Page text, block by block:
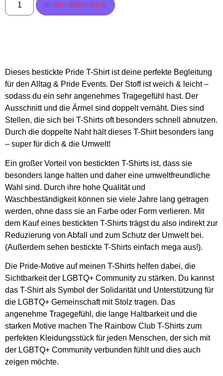
In den Warenkorb
Dieses bestickte Pride T-Shirt ist deine perfekte Begleitung
für den Alltag & Pride Events. Der Stoff ist weich & leicht –
sodass du ein sehr angenehmes Tragegefühl hast. Der
Ausschnitt und die Ärmel sind doppelt vernäht. Dies sind
Stellen, die sich bei T-Shirts oft besonders schnell abnutzen.
Durch die doppelte Naht hält dieses T-Shirt besonders lang
– super für dich & die Umwelt!
Ein großer Vorteil von bestickten T-Shirts ist, dass sie
besonders lange halten und daher eine umweltfreundliche
Wahl sind. Durch ihre hohe Qualität und
Waschbeständigkeit können sie viele Jahre lang getragen
werden, ohne dass sie an Farbe oder Form verlieren. Mit
dem Kauf eines bestickten T-Shirts trägst du also indirekt zur
Reduzierung von Abfall und zum Schutz der Umwelt bei.
(Außerdem sehen bestickte T-Shirts einfach mega aus!).
Die Pride-Motive auf meinen T-Shirts helfen dabei, die
Sichtbarkeit der LGBTQ+ Community zu stärken. Du kannst
das T-Shirt als Symbol der Solidarität und Unterstützung für
die LGBTQ+ Gemeinschaft mit Stolz tragen. Das
angenehme Tragegefühl, die lange Haltbarkeit und die
starken Motive machen The Rainbow Club T-Shirts zum
perfekten Kleidungsstück für jeden Menschen, der sich mit
der LGBTQ+ Community verbunden fühlt und dies auch
zeigen möchte.